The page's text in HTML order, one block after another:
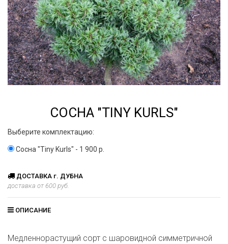
СОСНА "TINY KURLS"
Выберите комплектацию:
Сосна "Tiny Kurls" - 1 900 р.
ДОСТАВКА г. ДУБНА
доставка от 600 руб.
ОПИСАНИЕ
Медленнорастущий сорт с шаровидной симметричной